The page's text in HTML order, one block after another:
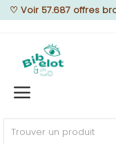
♡ Voir 57.687 offres
Home